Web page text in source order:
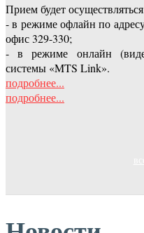
Прием будет
- в режиме офлайн по
офис 329-330;
- в режиме онлайн
системы «MTS Link».
подробнее...
подробнее...